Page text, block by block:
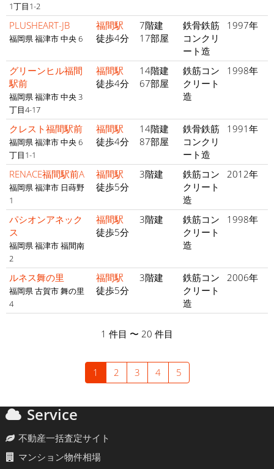
1丁目1-2
PLUSHEART-JB
福岡県 福津市 中央 6
福間駅
徒歩4分
7階建
17部屋
鉄骨鉄筋
コンクリ
ート造
1997年
グリーンヒル福間
駅前
福岡県 福津市 中央 3
丁目4-17
福間駅
徒歩4分
14階建
67部屋
鉄筋コン
クリート
造
1998年
クレスト福間駅前
福岡県 福津市 中央 6
丁目1-1
福間駅
徒歩4分
14階建
87部屋
鉄骨鉄筋
コンクリ
ート造
1991年
RENACE福間駅前A
福岡県 福津市 日蒔野
1
福間駅
徒歩5分
3階建
鉄筋コン
クリート
造
2012年
パシオンアネック
ス
福岡県 福津市 福間南
2
福間駅
徒歩5分
3階建
鉄筋コン
クリート
造
1998年
ルネス舞の里
福岡県 古賀市 舞の里
4
福間駅
徒歩5分
3階建
鉄筋コン
クリート
造
2006年
1 件目 〜 20 件目
1 2 3 4 5
Service
不動産一括査定サイト
マンション物件相場